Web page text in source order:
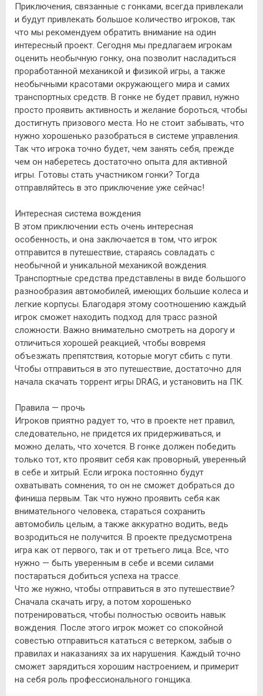
Приключения, связанные с гонками, всегда привлекали
и будут привлекать большое количество игроков, так
что мы рекомендуем обратить внимание на один
интересный проект. Сегодня мы предлагаем игрокам
оценить необычную гонку, она позволит насладиться
проработанной механикой и физикой игры, а также
необычными красотами окружающего мира и самих
транспортных средств. В гонке не будет правил, нужно
просто проявить активность и желание бороться, чтобы
достигнуть призового места. Но не стоит забывать, что
нужно хорошенько разобраться в системе управления.
Так что игрока точно будет, чем занять себя, прежде
чем он наберетесь достаточно опыта для активной
игры. Готовы стать участником гонки? Тогда
отправляйтесь в это приключение уже сейчас!
Интересная система вождения
В этом приключении есть очень интересная
особенность, и она заключается в том, что игрок
отправится в путешествие, стараясь совладать с
необычной и уникальной механикой вождения.
Транспортные средства представлены в виде большого
разнообразия автомобилей, имеющих большие колеса и
легкие корпусы. Благодаря этому соотношению каждый
игрок сможет находить подход для трасс разной
сложности. Важно внимательно смотреть на дорогу и
отличиться хорошей реакцией, чтобы вовремя
объезжать препятствия, которые могут сбить с пути.
Чтобы отправиться в это путешествие, достаточно для
начала скачать торрент игры DRAG, и установить на ПК.
Правила — прочь
Игроков приятно радует то, что в проекте нет правил,
следовательно, не придется их придерживаться, и
можно делать, что хочется. В гонке должен победить
только тот, кто проявит себя как проворный, уверенный
в себе и хитрый. Если игрока постоянно будут
охватывать сомнения, то он не сможет добраться до
финиша первым. Так что нужно проявить себя как
внимательного человека, стараться сохранить
автомобиль целым, а также аккуратно водить, ведь
возродиться не получится. В проекте предусмотрена
игра как от первого, так и от третьего лица. Все, что
нужно — быть уверенным в себе и всеми силами
постараться добиться успеха на трассе.
Что же нужно, чтобы отправиться в это путешествие?
Сначала скачать игру, а потом хорошенько
потренироваться, чтобы полностью освоить навык
вождения. После этого игрок может со спокойной
совестью отправиться кататься с ветерком, забыв о
правилах и наказаниях за их нарушения. Каждый точно
сможет зарядиться хорошим настроением, и примерит
на себя роль профессионального гонщика.